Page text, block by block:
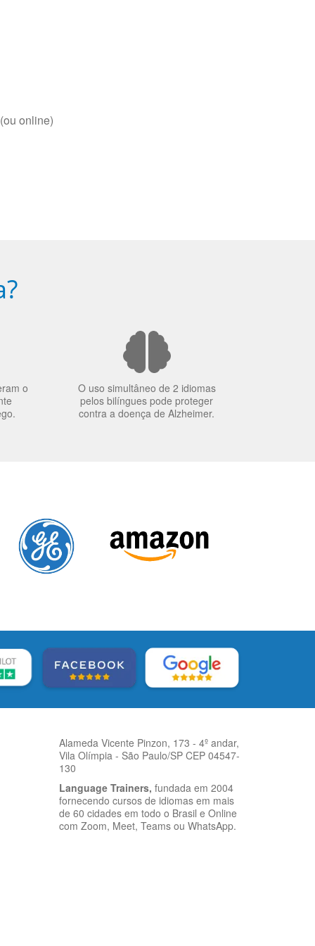
online)
o
O uso simultâneo de 2 idiomas
pelos bilíngues pode proteger
contra a doença de Alzheimer.
Alameda Vicente Pinzon, 173 - 4º andar,
Vila Olímpia - São Paulo/SP CEP 04547-
130
Language Trainers, fundada em 2004
fornecendo cursos de idiomas em mais
de 60 cidades em todo o Brasil e Online
com Zoom, Meet, Teams ou WhatsApp.